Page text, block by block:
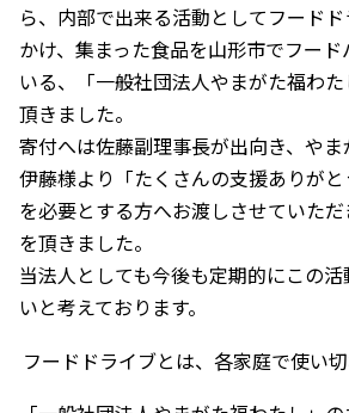
ら、内部で出来る活動としてフード
かけ、集まった食品を山形市でフー
いる、「一般社団法人やまがた福わ
頂きました。
寄付へは佐藤副理事長が出向き、や
伊藤様より「たくさんの支援ありが
を必要とする方へお渡しさせていた
を頂きました。
当法人としても今後も定期的にこの
いと考えております。
フードドライブとは、各家庭で使い